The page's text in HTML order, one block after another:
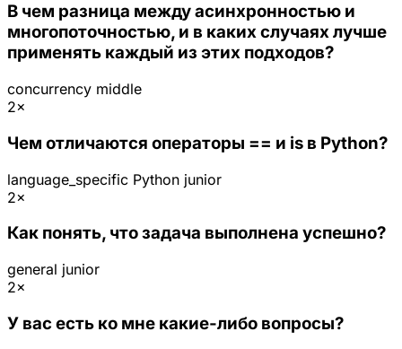
В чем разница между асинхронностью и
многопоточностью, и в каких случаях лучше
применять каждый из этих подходов?
concurrency middle
2×
Чем отличаются операторы == и is в Python?
language_specific Python junior
2×
Как понять, что задача выполнена успешно?
general junior
2×
У вас есть ко мне какие-либо вопросы?